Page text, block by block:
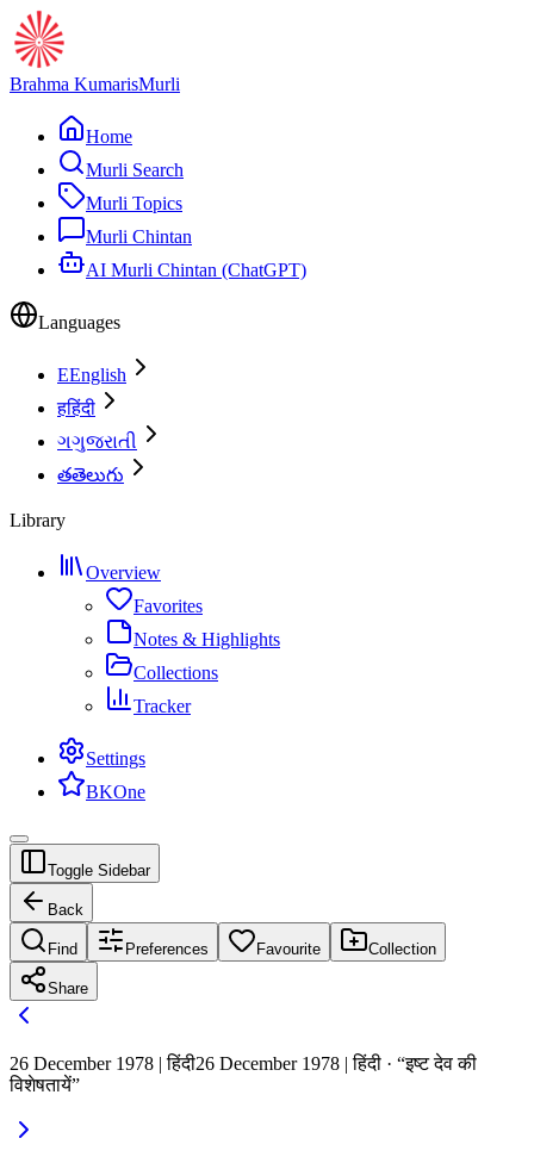
Brahma KumarisMurli
Home
Murli Search
Murli Topics
Murli Chintan
AI Murli Chintan (ChatGPT)
Languages
EEnglish
हहिंदी
ગગુજરાતી
తతెలుగు
Library
Overview
Favorites
Notes & Highlights
Collections
Tracker
Settings
BKOne
Toggle Sidebar
Back
Find Preferences Favourite Collection
Share
26 December 1978 | हिंदी26 December 1978 | हिंदी · “इष्ट देव की
विशेषतायें”